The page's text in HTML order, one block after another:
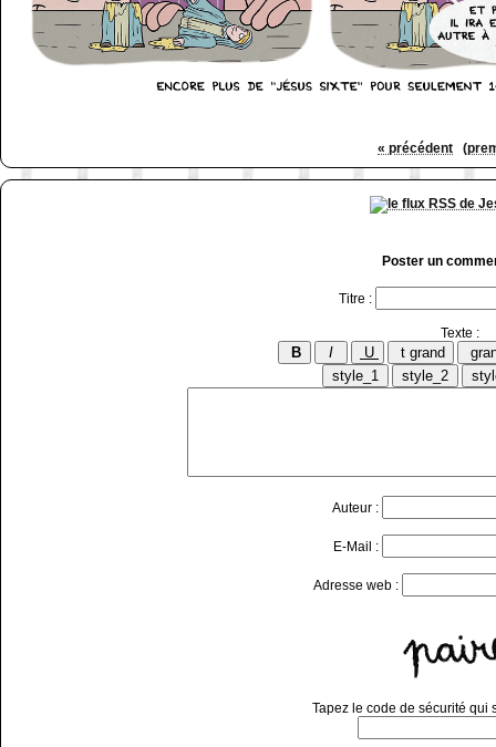
« précédent
Poster un
Titre :
Texte :
Auteur :
E-Mail :
Adresse web :
Tapez le code de sécurité qui